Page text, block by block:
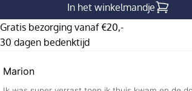
In het winkelmandje
Gratis bezorging vanaf €20,-
30 dagen bedenktijd